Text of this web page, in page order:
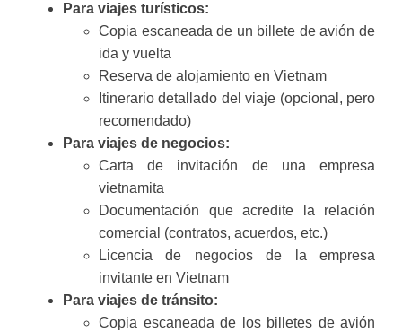
Para viajes turísticos:
Copia escaneada de un billete de avión de
ida y vuelta
Reserva de alojamiento en Vietnam
Itinerario detallado del viaje (opcional, pero
recomendado)
Para viajes de negocios:
Carta de invitación de una empresa
vietnamita
Documentación que acredite la relación
comercial (contratos, acuerdos, etc.)
Licencia de negocios de la empresa
invitante en Vietnam
Para viajes de tránsito:
Copia escaneada de los billetes de avión